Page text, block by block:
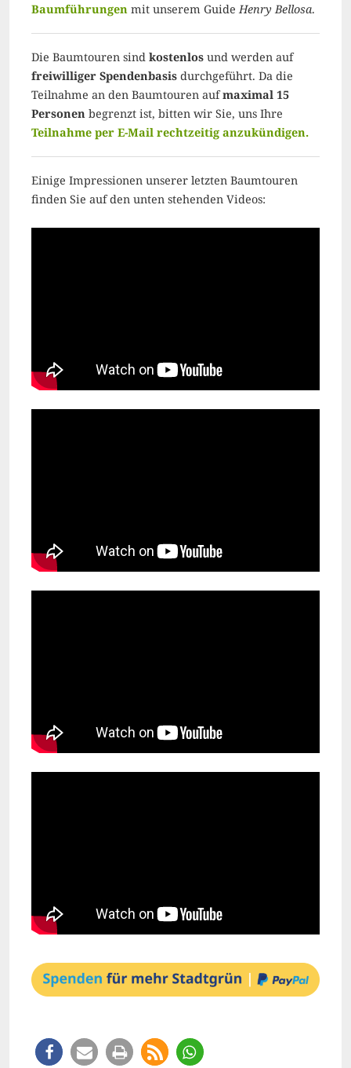
Baumführungen mit unserem Guide Henry Bellosa.
Die Baumtouren sind kostenlos und werden auf
freiwilliger Spendenbasis durchgeführt. Da die
Teilnahme an den Baumtouren aufmaximal 15
Personen begrenzt ist, bitten wir Sie, uns Ihre
Teilnahme per E-Mail rechtzeitig anzukündigen.
Einige Impressionen unserer letzten Baumtouren
finden Sie auf den unten stehenden Videos: